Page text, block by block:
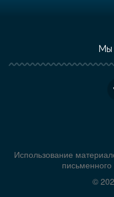
Мы
Использование
©